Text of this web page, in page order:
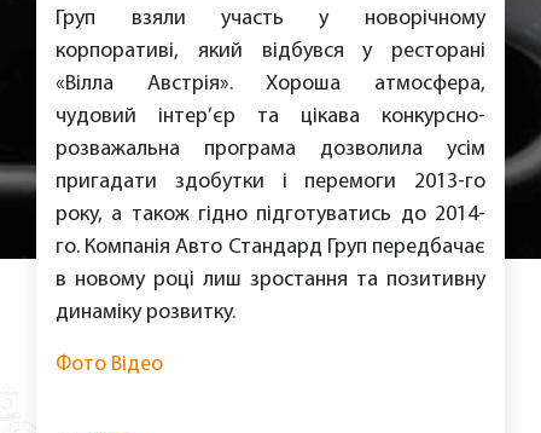
Груп взяли участь у новорічному
корпоративі, який відбувся у ресторані
«Вілла Австрія». Хороша атмосфера,
чудовий інтер’єр та цікава конкурсно-
розважальна програма дозволила усім
пригадати здобутки і перемоги 2013-го
року, а також гідно підготуватись до 2014-
го. Компанія Авто Стандард Груп передбачає
в новому році лиш зростання та позитивну
динаміку розвитку.
Фото Відео